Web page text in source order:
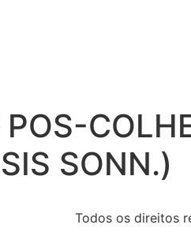
SONN.)
Todos os direitos